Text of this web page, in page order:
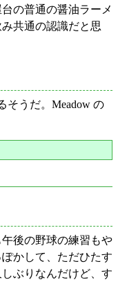
の普通の醤油ラーメ
共通の認識だと思
そうだ。Meadow の
後の野球の練習もや
かして、ただひたす
ぶりなんだけど、す